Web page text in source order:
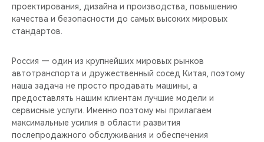
CHERY И СПОРТ
НАШИ МЕРОПРИЯТИЯ
ВИДЕООБЗОРЫ
CHERY ДЛЯ ДЕТЕЙ
проектирования, дизайна и производства, повышению
качества и безопасности до самых высоких мировых
стандартов.
Россия — один из крупнейших мировых рынков
автотранспорта и дружественный сосед Китая, поэтому
наша задача не просто продавать машины, а
предоставлять нашим клиентам лучшие модели и
сервисные услуги. Именно поэтому мы прилагаем
максимальные усилия в области развития
послепродажного обслуживания и обеспечения